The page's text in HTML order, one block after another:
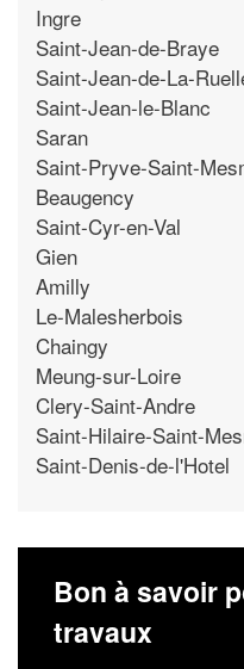
Ingre
Saint-Jean-de-Braye
Saint-Jean-de-La-
Saint-Jean-le-Blanc
Saran
Saint-Pryve-Saint-
Beaugency
Saint-Cyr-en-Val
Gien
Amilly
Le-Malesherbois
Chaingy
Meung-sur-Loire
Clery-Saint-Andre
Saint-Hilaire-Saint-
Saint-Denis-de-l'Hotel
Bon à savoir
travaux